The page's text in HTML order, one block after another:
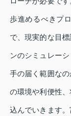
歩進めるべきプ
で、現実的な目
ンのシミュレー
手の届く範囲な
の環境や利便性
込んでいきます